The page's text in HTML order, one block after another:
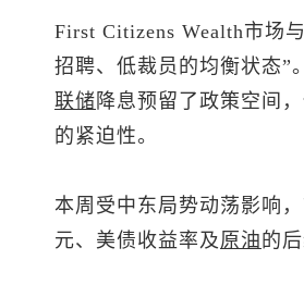
First Citizens Wealth市场
招聘、低裁员的均衡状态”
联储 降息预留了政策空间
的紧迫性。
本周受中东局势动荡影响
元、美债收益率及原油的